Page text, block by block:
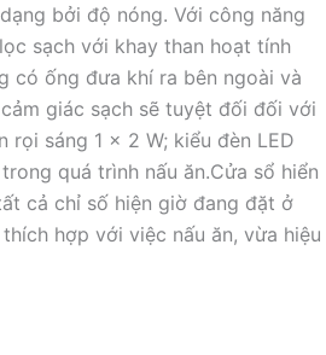
bởi độ nóng. Với công năng
sạch với khay than hoạt tính
có ống đưa khí ra bên ngoài và
giác sạch sẽ tuyệt đối đối với
sáng 1 x 2 W; kiểu đèn LED
quá trình nấu ăn.Cửa sổ hiển
cả chỉ số hiện giờ đang đặt ở
hợp với việc nấu ăn, vừa hiệu